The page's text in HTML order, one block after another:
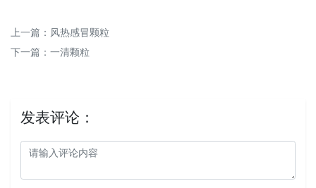
上一篇： 风热感冒颗粒
下一篇： 一清颗粒
发表评论：